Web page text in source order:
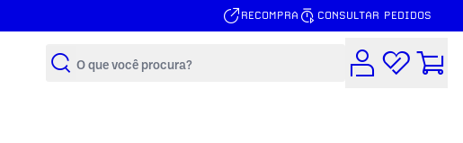
RECOMPRA CONSULTAR PEDIDOS
Buscar